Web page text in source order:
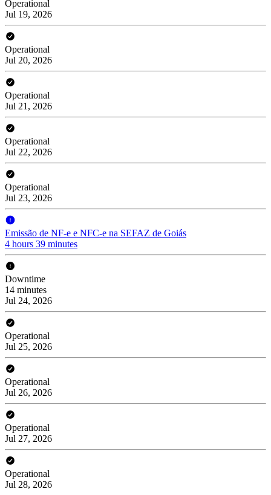
Operational
Jul 19, 2026
Operational
Jul 20, 2026
Operational
Jul 21, 2026
Operational
Jul 22, 2026
Operational
Jul 23, 2026
Emissão de NF-e e NFC-e na SEFAZ de Goiás
4 hours 39 minutes
Downtime
14 minutes
Jul 24, 2026
Operational
Jul 25, 2026
Operational
Jul 26, 2026
Operational
Jul 27, 2026
Operational
Jul 28, 2026